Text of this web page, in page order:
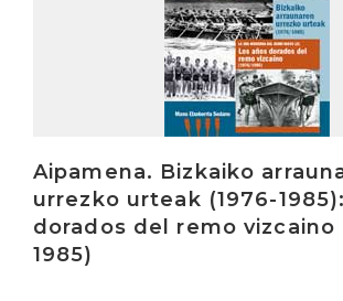
Aipamena. Bizkaiko
urrezko urteak (1976-
dorados del remo vizcaino
1985)